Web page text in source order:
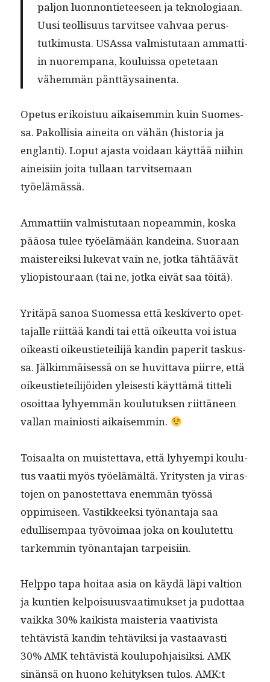
paljon luon­non­ti­eteeseen ja teknolo­giaan.
Uusi teol­lisu­us tarvit­see vah­vaa perus­
tutkimus­ta. USAs­sa valmis­tu­taan ammat­ti­
in nuorem­pana, kouluis­sa opete­taan
vähem­män pänttäysainenta.
Ope­tus erikois­tuu aikaisem­min kuin Suomes­
sa. Pakol­lisia ainei­ta on vähän (his­to­ria ja
englan­ti). Lop­ut ajas­ta voidaan käyt­tää niihin
aineisi­in joi­ta tul­laan tarvit­se­maan
työelämässä.
Ammat­ti­in valmis­tu­taan nopeam­min, kos­ka
pääosa tulee työelämään kan­deina. Suo­raan
mais­tereik­si luke­vat vain ne, jot­ka tähtäävät
yliopis­touraan (tai ne, jot­ka eivät saa töitä).
Yritäpä sanoa Suomes­sa että keskiver­to opet­
ta­jalle riit­tää kan­di tai että oikeut­ta voi istua
oikeasti oikeusti­eteil­i­jä kandin paper­it taskus­
sa. Jälkim­mäisessä on se huvit­ta­va piirre, että
oikeusti­eteil­i­jöi­den yleis­es­ti käyt­tämä tit­teli
osoit­taa lyhyem­män koulu­tuk­sen riit­täneen
val­lan main­iosti aikaisemmin.
Toisaal­ta on muis­tet­ta­va, että lyhyem­pi koulu­
tus vaatii myös työelämältä. Yri­tys­ten ja viras­
to­jen on panos­tet­ta­va enem­män työssä
oppimiseen. Vastik­keek­si työ­nan­ta­ja saa
edullisem­paa työvoimaa joka on koulutet­tu
tarkem­min työ­nan­ta­jan tarpeisiin.
Help­po tapa hoitaa asia on käy­dä läpi val­tion
ja kun­tien kelpoisu­us­vaa­timuk­set ja pudot­taa
vaik­ka 30% kaik­ista mais­te­ria vaa­tivista
tehtävistä kandin tehtäviksi ja vas­taavasti
30% AMK tehtävistä koulupo­h­jaisik­si. AMK
sinän­sä on huono kehi­tyk­sen tulos. AMK:t